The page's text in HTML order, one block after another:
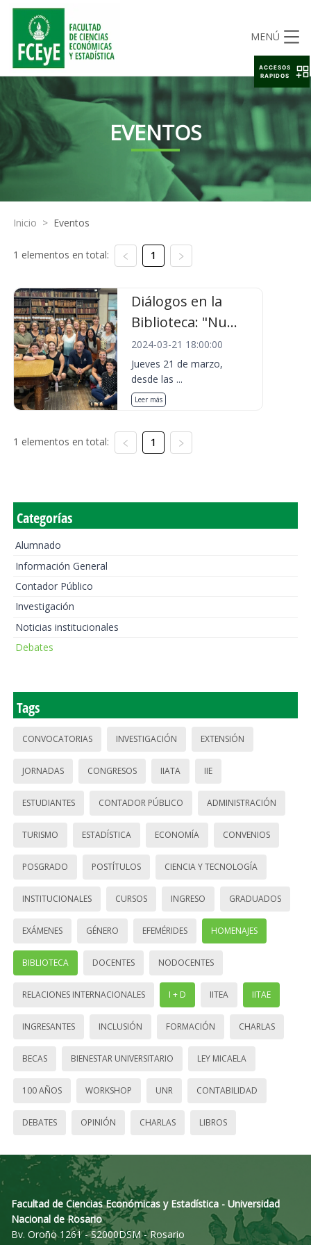
MENÚ
EVENTOS
Inicio > Eventos
1 elementos en total: 1
Diálogos en la
Biblioteca: "Nu...
2024-03-21 18:00:00
Jueves 21 de marzo,
desde las ...
Leer más
1 elementos en total: 1
Categorías
Alumnado
Información General
Contador Público
Investigación
Noticias institucionales
Debates
Tags
CONVOCATORIAS INVESTIGACIÓN EXTENSIÓN
JORNADAS CONGRESOS IIATA IIE
ESTUDIANTES CONTADOR PÚBLICO ADMINISTRACIÓN
TURISMO ESTADÍSTICA ECONOMÍA CONVENIOS
POSGRADO POSTÍTULOS CIENCIA Y TECNOLOGÍA
INSTITUCIONALES CURSOS INGRESO GRADUADOS
EXÁMENES GÉNERO EFEMÉRIDES HOMENAJES
BIBLIOTECA DOCENTES NODOCENTES
RELACIONES INTERNACIONALES I + D IITEA IITAE
INGRESANTES INCLUSIÓN FORMACIÓN CHARLAS
BECAS BIENESTAR UNIVERSITARIO LEY MICAELA
100 AÑOS WORKSHOP UNR CONTABILIDAD
DEBATES OPINIÓN CHARLAS LIBROS
Facultad de Ciencias Económicas y Estadística - Universidad
Nacional de Rosario
Bv. Oroño 1261 - S2000DSM - Rosario
ACCESOS
RAPIDOS